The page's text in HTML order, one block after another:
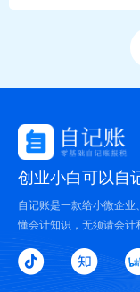
创业小白可以自
自记账是一款给小微企
懂会计知识，无须请会计